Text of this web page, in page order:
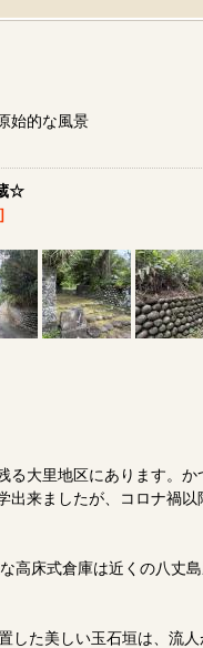
始的な風景
☆
大里地区にあります。か
出来ましたが、コロナ禍
高床式倉庫は近くの八丈
した美しい玉石垣は、流